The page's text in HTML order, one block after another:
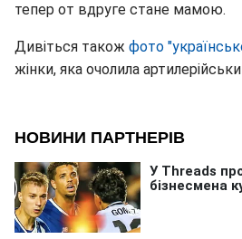
тепер от вдруге стане мамою.
Дивіться також фото
жінки, яка очолила